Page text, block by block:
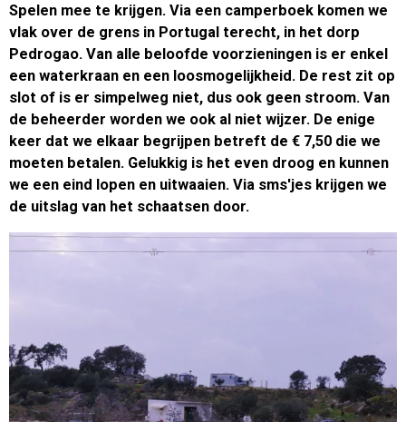
Spelen mee te krijgen. Via een camperboek komen we
vlak over de grens in Portugal terecht, in het dorp
Pedrogao. Van alle beloofde voorzieningen is er enkel
een waterkraan en een loosmogelijkheid. De rest zit op
slot of is er simpelweg niet, dus ook geen stroom. Van
de beheerder worden we ook al niet wijzer. De enige
keer dat we elkaar begrijpen betreft de € 7,50 die we
moeten betalen. Gelukkig is het even droog en kunnen
we een eind lopen en uitwaaien. Via sms'jes krijgen we
de uitslag van het schaatsen door.